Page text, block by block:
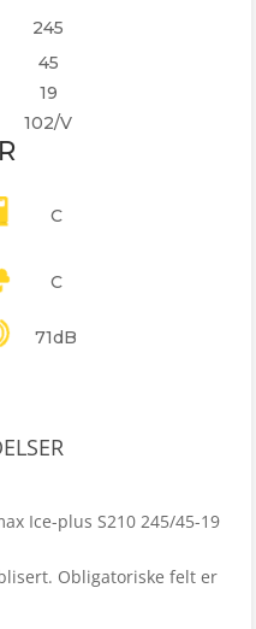
245
45
19
102/V
C
C
71dB
Ice-plus S210 245/45-19
Obligatoriske felt er